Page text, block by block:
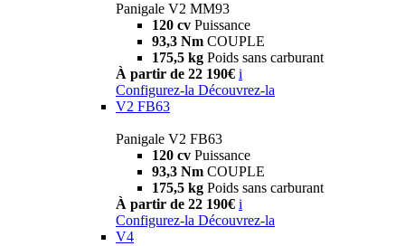
Panigale V2 MM93
120 cv Puissance
93,3 Nm COUPLE
175,5 kg Poids sans carburant
À partir de 22 190€ i
Configurez-la Découvrez-la
V2 FB63
Panigale V2 FB63
120 cv Puissance
93,3 Nm COUPLE
175,5 kg Poids sans carburant
À partir de 22 190€ i
Configurez-la Découvrez-la
V4